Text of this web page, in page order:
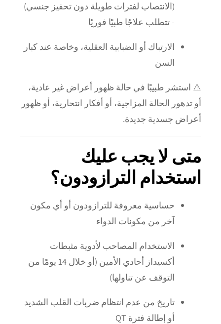
(الانتصاب لفترات طويلة دون تحفيز جنسي)
- تتطلب علاجًا طبيًا فوريًا
الارتباك أو الضبابية العقلية، وخاصة عند كبار
السن
⚠️ استشر طبيبًا في حالة ظهور أعراض غير عادية،
أو تدهور الحالة المزاجية، أو أفكار انتحارية، أو ظهور
أعراض جسدية جديدة.
متى لا يجب عليك
استخدام الترازودون؟
حساسية معروفة للترازودون أو أي مكون
آخر من مكونات الدواء
الاستخدام المصاحب لأدوية مثبطات
أكسيداز أحادي الأمين (أو خلال 14 يومًا من
التوقف عن تناولها)
تاريخ من عدم انتظام ضربات القلب الشديد
أو إطالة فترة QT